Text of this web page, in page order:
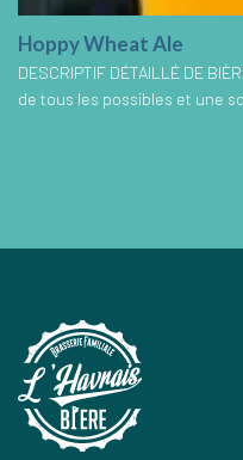
Hoppy Wheat Ale
DESCRIPTIF DÉTAILLÉ DE
de tous les possibles et une